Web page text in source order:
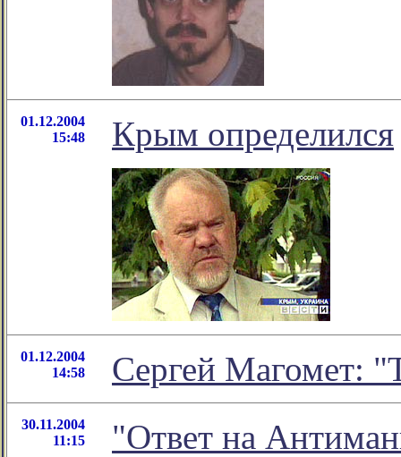
01.12.2004
15:48
Крым определился
01.12.2004
14:58
Сергей Магомет:
30.11.2004
11:15
"Ответ на